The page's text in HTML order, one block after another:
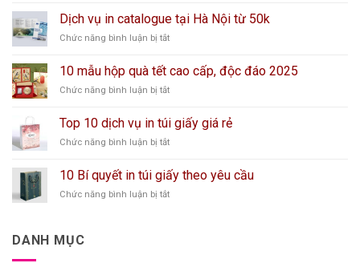
Loại
Bao
Thân
Môi
Dịch vụ in catalogue tại Hà Nội từ 50k
Chức năng bình luận bị tắtở
in
catalogue
Hà
Nội
từ
10 mẫu hộp quà tết cao cấp, độc đáo 2025
Chức năng bình luận bị tắtở
mẫu
hộp
quà
cao
cấp,
độc
Top 10 dịch vụ in túi giấy giá rẻ
Chức năng bình luận bị tắtở
10
dịch
vụ
10 Bí quyết in túi giấy theo yêu cầu
Chức năng bình luận bị tắtở
DANH MỤC